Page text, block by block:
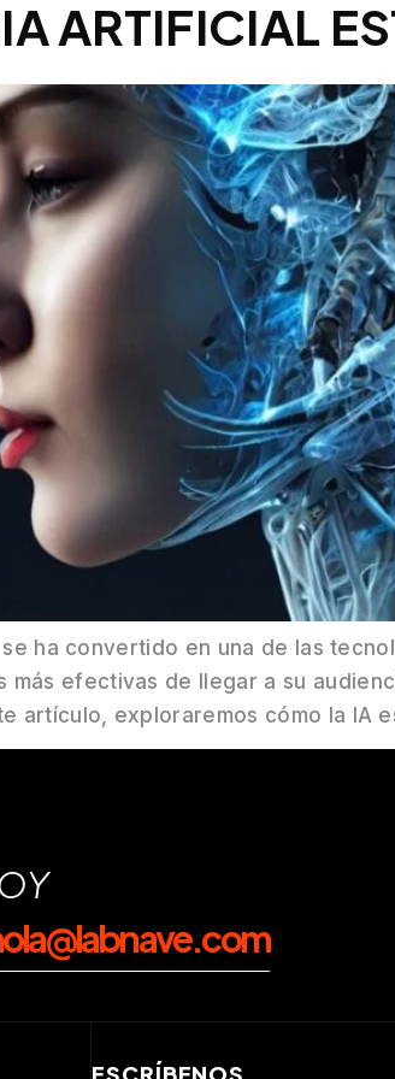
ARTIFICIAL
ha convertido en una de las
más efectivas de llegar a su
artículo, exploraremos cómo la IA